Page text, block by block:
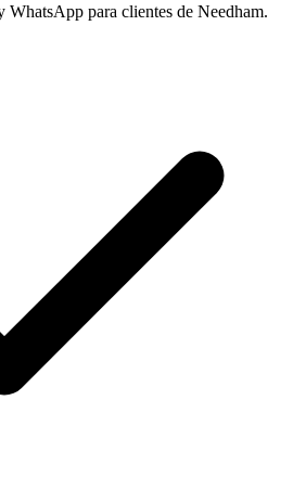
para clientes de Needham.